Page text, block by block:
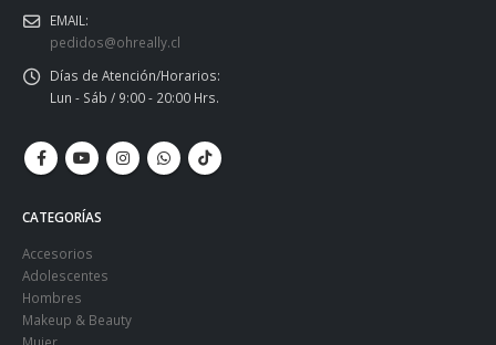
EMAIL:
pedidos@ohreally.cl
Días de Atención/Horarios:
Lun - Sáb / 9:00 - 20:00 Hrs.
CATEGORÍAS
Accesorios
Adolescentes
Hombres
Makeup & Beauty